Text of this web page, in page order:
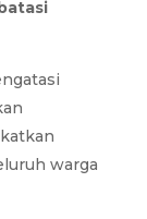
warga